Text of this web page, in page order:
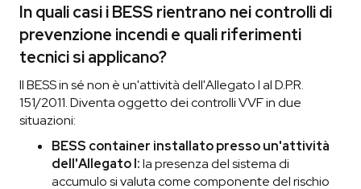
In quali casi i BESS rientrano nei controlli di
prevenzione incendi e quali riferimenti
tecnici si applicano?
Il BESS in sé non è un'attività dell'Allegato I al D.P.R.
151/2011. Diventa oggetto dei controlli VVF in due
situazioni:
BESS container installato presso un'attività
dell'Allegato I:la presenza del sistema di
accumulo si valuta come componente del rischio